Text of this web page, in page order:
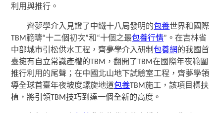
利用與推行。
齊夢學介入見證了中鐵十八局發明的包養世界和國際
TBM範疇“十二個初次”和“十個之最包養行情”。在吉林省
中部城市引松供水工程，齊夢學介入研制包養網 的我國首
臺擁有自立常識產權的TBM，翻開了TBM在國際年夜範圍
推行利用的尾聲；在中國北山地下試驗室工程，齊夢學領
導全球首臺年夜坡度螺旋地道包養 TBM施工，該項目標扶
植，將引領TBM技巧到達一個全新的高度。